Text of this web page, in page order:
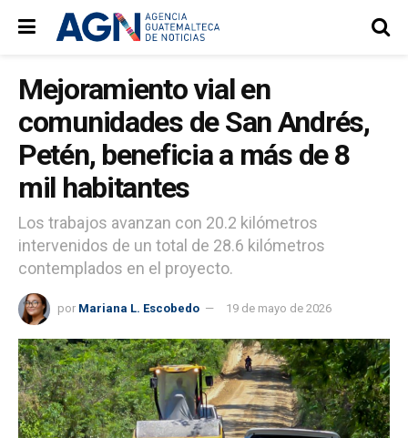
Mejoramiento vial en
comunidades de San Andrés,
Petén, beneficia a más de 8
mil habitantes
Los trabajos avanzan con 20.2 kilómetros
intervenidos de un total de 28.6 kilómetros
contemplados en el proyecto.
por Mariana L. Escobedo 19 de mayo de 2026